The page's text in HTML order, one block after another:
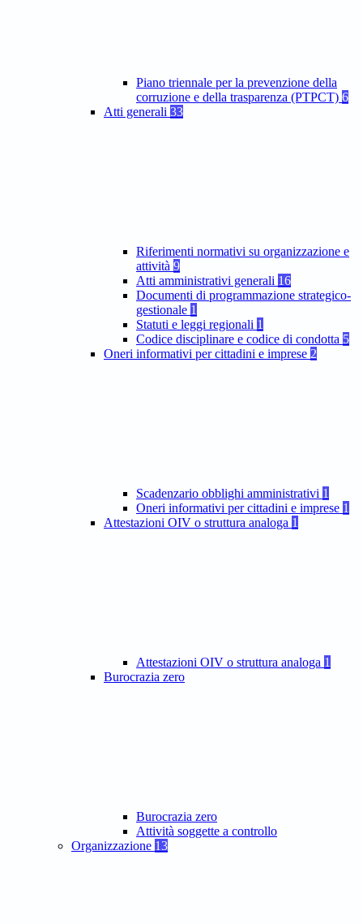
Piano triennale per la prevenzione della
corruzione e della trasparenza (PTPCT) 6
Atti generali 33
Riferimenti normativi su organizzazione e
attività 9
Atti amministrativi generali 16
Documenti di programmazione strategico-
gestionale 1
Statuti e leggi regionali 1
Codice disciplinare e codice di condotta 5
Oneri informativi per cittadini e imprese 2
Scadenzario obblighi amministrativi 1
Oneri informativi per cittadini e imprese 1
Attestazioni OIV o struttura analoga 1
Attestazioni OIV o struttura analoga 1
Burocrazia zero
Burocrazia zero
Attività soggette a controllo
Organizzazione 13